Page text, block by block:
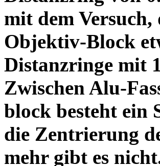
mit dem Versuch,
Objektiv-Block
Distanzringe mit
Zwischen Alu-
block besteht ein
die Zentrierung
mehr gibt es